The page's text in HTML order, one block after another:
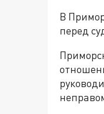
В
перед